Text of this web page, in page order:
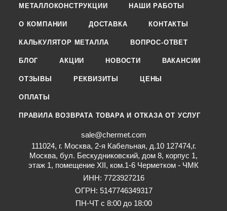
МЕТАЛЛОКОНСТРУКЦИИ НАШИ РАБОТЫ
О КОМПАНИИ ДОСТАВКА КОНТАКТЫ
КАЛЬКУЛЯТОР МЕТАЛЛА ВОПРОС-ОТВЕТ
БЛОГ АКЦИИ НОВОСТИ ВАКАНСИИ
ОТЗЫВЫ РЕКВИЗИТЫ ЦЕНЫ
ОПЛАТЫ
ПРАВИЛА ВОЗВРАТА ТОВАРА И ОТКАЗА ОТ УСЛУГ
sale@chermet.com
111024, г. Москва, 2-я Кабельная, д.10 127474,г.
Москва, бул. Бескудниковский, дом 8, корпус 1,
этаж 1, помещение XII, ком.1-6 Черметком - ЧМК
ИНН: 7723927216
ОГРН: 5147746349317
ПН-ЧТ с 8:00 до 18:00